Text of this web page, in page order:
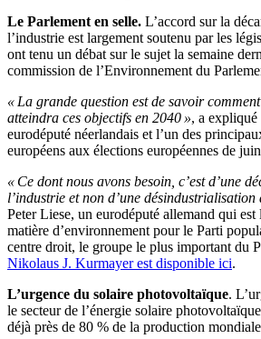
Le Parlement en selle. L’accord sur la
l’industrie est largement soutenu par les
ont tenu un débat sur le sujet la semaine
commission de l’Environnement du
« La grande question est de savoir
atteindra ces objectifs en 2040 », a
eurodéputé néerlandais et l’un des
européens aux élections européennes de
« Ce dont nous avons besoin, c’est d’une
l’industrie et non d’une désindustrialisation
Peter Liese, un eurodéputé allemand qui est
matière d’environnement pour le Parti
centre droit, le groupe le plus important du
Nikolaus J. Kurmayer est disponible ici.
L’urgence du solaire photovoltaïque.
le secteur de l’énergie solaire
déjà près de 80 % de la production